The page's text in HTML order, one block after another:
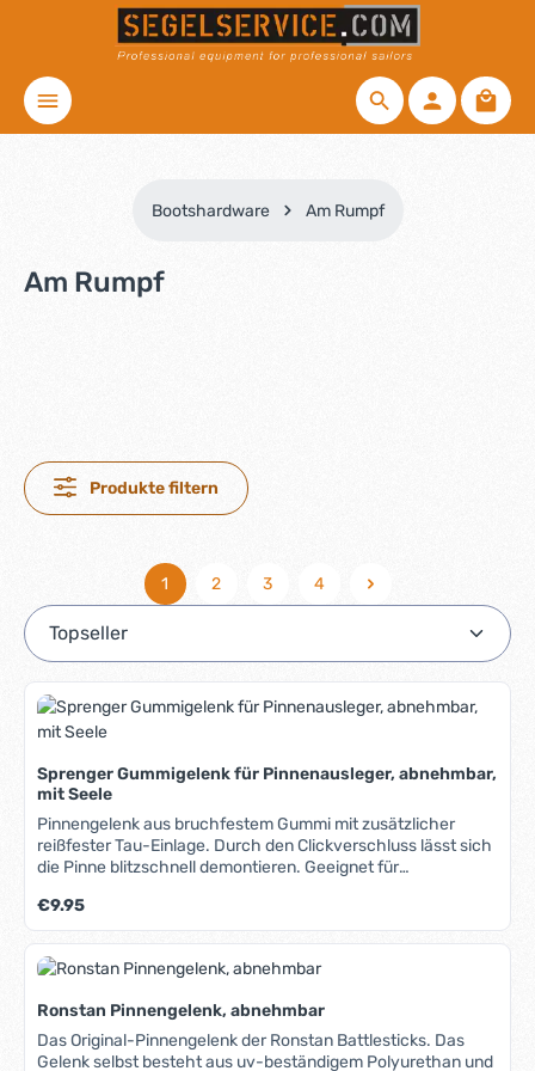
Zum Hauptinhalt springen
Bootshardware Am Rumpf
Am Rumpf
Produkte filtern
Seite
1
Seite
2
Seite
3
Seite
4
Sprenger Gummigelenk für Pinnenausleger, abnehmbar,
mit Seele
Pinnengelenk aus bruchfestem Gummi mit zusätzlicher
reißfester Tau-Einlage. Durch den Clickverschluss lässt sich
die Pinne blitzschnell demontieren. Geeignet für
13 bis 16mm.
Regulärer Preis:
€9.95
Ronstan Pinnengelenk, abnehmbar
Das Original-Pinnengelenk der Ronstan Battlesticks. Das
Gelenk selbst besteht aus uv-beständigem Polyurethan und